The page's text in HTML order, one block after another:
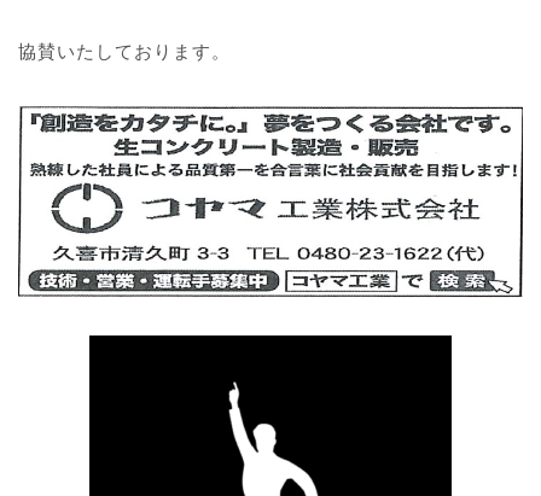
協賛いたしております。